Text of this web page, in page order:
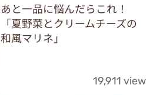
あと一品に悩んだらこれ！
「夏野菜とクリームチーズの
和風マリネ」
19,911 view